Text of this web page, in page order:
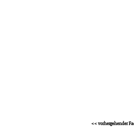
<< vorhergehender